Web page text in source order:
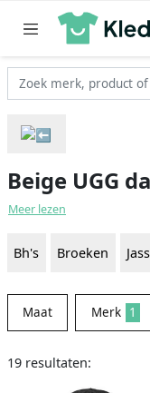
Beige UGG
Meer lezen
Bh's Broeken
Maat Merk 1
19 resultaten: